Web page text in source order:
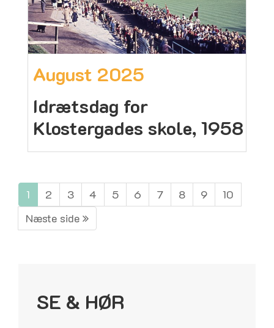
August 2025
Idrætsdag for
Klostergades skole, 1958
1 2 3 4 5 6 7 8 9
10
Næste side
SE & HØR